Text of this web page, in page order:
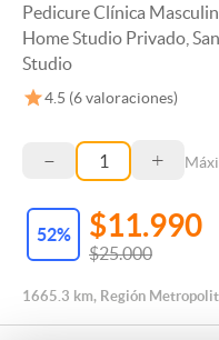
Pedicure Clínica
Home Studio Privado,
Studio
4.5 (6 valoraciones)
– +
52% $11.990
$25.000
1665.3 km, Región